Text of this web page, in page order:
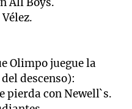
Olimpo juegue la
descenso):
pierda con Newell`s.